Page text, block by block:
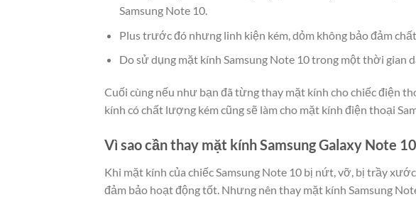
Samsung Note 10.
Plus trước đó nhưng linh kiện kém, dỏm không bảo đảm
Do sử dụng mặt kính Samsung Note 10 trong một thời gian
Cuối cùng nếu như bạn đã từng thay mặt kính cho chiếc điện
kính có chất lượng kém cũng sẽ làm cho mặt kính điện thoại
Vì sao cần thay mặt kính Samsung Galaxy Note
Khi mặt kính của chiếc Samsung Note 10 bị nứt, vỡ, bị trầy
đảm bảo hoạt động tốt. Nhưng nên thay mặt kính Samsung